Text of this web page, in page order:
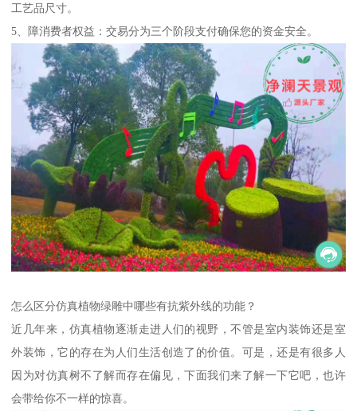
工艺品尺寸。
5、障消费者权益：交易分为三个阶段支付确保您的资金安全。
怎么区分仿真植物绿雕中哪些有抗紫外线的功能？
近几年来，仿真植物逐渐走进人们的视野，不管是室内装饰还是室
外装饰，它的存在为人们生活创造了的价值。可是，还是有很多人
因为对仿真树不了解而存在偏见，下面我们来了解一下它吧，也许
会带给你不一样的惊喜。